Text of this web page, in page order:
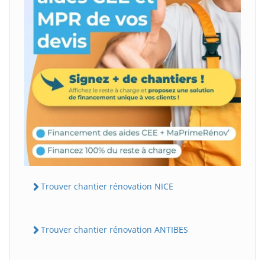
Trouver chantier rénovation NICE
Trouver chantier rénovation ANTIBES